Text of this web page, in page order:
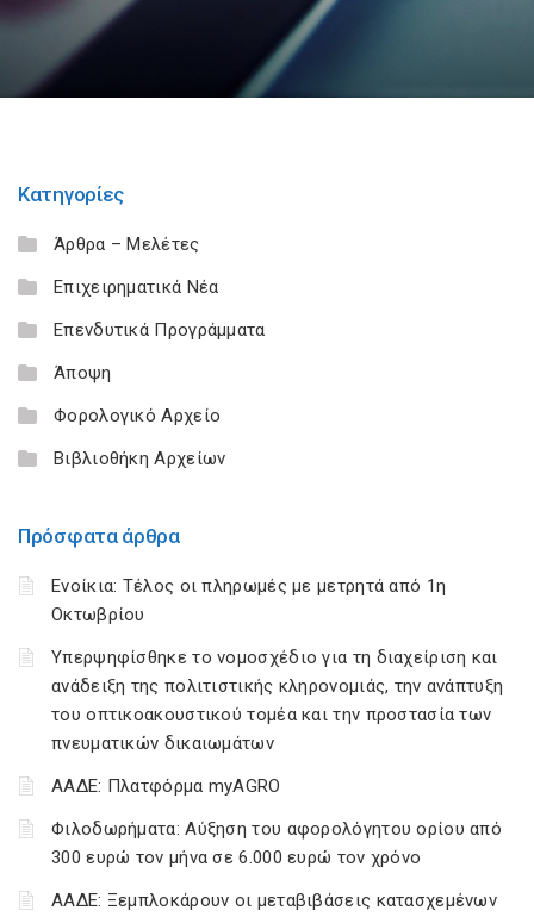
Κατηγορίες
Άρθρα – Μελέτες
Επιχειρηματικά Νέα
Επενδυτικά Προγράμματα
Άποψη
Φορολογικό Αρχείο
Βιβλιοθήκη Αρχείων
Πρόσφατα άρθρα
Ενοίκια: Τέλος οι πληρωμές με μετρητά από 1η
Οκτωβρίου
Υπερψηφίσθηκε το νομοσχέδιο για τη διαχείριση και
ανάδειξη της πολιτιστικής κληρονομιάς, την ανάπτυξη
του οπτικοακουστικού τομέα και την προστασία των
πνευματικών δικαιωμάτων
ΑΑΔΕ: Πλατφόρμα myAGRO
Φιλοδωρήματα: Αύξηση του αφορολόγητου ορίου από
300 ευρώ τον μήνα σε 6.000 ευρώ τον χρόνο
ΑΑΔΕ: Ξεμπλοκάρουν οι μεταβιβάσεις κατασχεμένων